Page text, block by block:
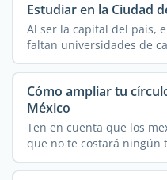
Estudiar en la Ciudad
Al ser la capital del país,
faltan universidades de
Cómo ampliar tu
México
Ten en cuenta que los
que no te costará ningún